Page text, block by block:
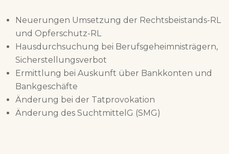
Neuerungen Umsetzung der Rechtsbeistands-RL
und Opferschutz-RL
Hausdurchsuchung bei Berufsgeheimnisträgern,
Sicherstellungsverbot
Ermittlung bei Auskunft über Bankkonten und
Bankgeschäfte
Änderung bei der Tatprovokation
Änderung des SuchtmittelG (SMG)